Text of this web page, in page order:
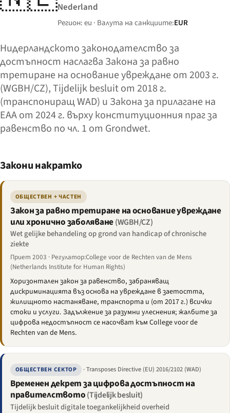
Nederland
Регион: eu · Валута на санкциите:EUR
Нидерландското законодателство за
достъпност наслагва Закона за равно
третиране на основание увреждане от 2003 г.
(WGBH/CZ), Tijdelijk besluit от 2018 г.
(транспониращ WAD) и Закона за прилагане на
EAA от 2024 г. върху конституционния праг за
равенство по чл. 1 от Grondwet.
Закони накратко
ОБЩЕСТВЕН + ЧАСТЕН
Закон за равно третиране на основание увреждане
или хронично заболяване(WGBH/CZ)
Wet gelijke behandeling op grond van handicap of chronische
ziekte
Приет 2003 · Регулатор:College voor de Rechten van de Mens
(Netherlands Institute for Human Rights)
Хоризонтален закон за равенство, забраняващ
дискриминацията въз основа на увреждане в заетостта,
жилищното настаняване, транспорта и (от 2017 г.) всички
стоки и услуги. Задължение за разумни улеснения; жалбите за
цифрова недостъпност се насочват към College voor de
Rechten van de Mens.
ОБЩЕСТВЕН СЕКТОР · Transposes Directive (EU) 2016/2102 (WAD)
Временен декрет за цифрова достъпност на
правителството(Tijdelijk besluit)
Tijdelijk besluit digitale toegankelijkheid overheid